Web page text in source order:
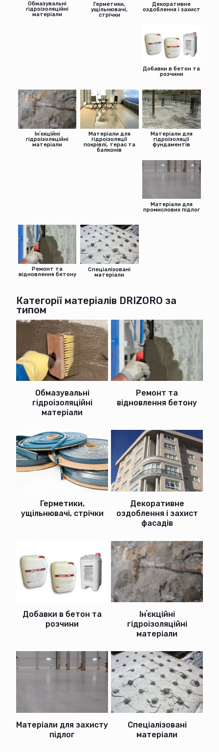
Обмазувальні
гідроізоляційні
матеріали
Герметики,
ущільнювачі,
стрічки
Декоративне
оздоблення і захист
Добавки в бетон та
розчини
Інʼєкційні
гідроізоляційні
матеріали
Матеріали для
гідроізоляції
покрівлі, терас та
балконів
Матеріали для
гідроізоляції
фундаментів
Матеріали для
промислових підлог
Ремонт та
відновлення бетону
Спеціалізовані
матеріали
Категорії матеріалів DRIZORO за
типом
Обмазувальні
гідроізоляційні
матеріали
Ремонт та
відновлення бетону
Герметики,
ущільнювачі, стрічки
Декоративне
оздоблення і захист
фасадів
Добавки в бетон та
розчини
Інʼєкційні
гідроізоляційні
матеріали
Матеріали для захисту
підлог
Спеціалізовані
матеріали